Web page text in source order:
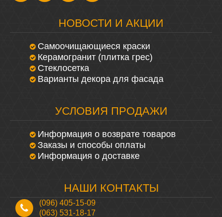
НОВОСТИ И АКЦИИ
Самоочищающиеся краски
Керамогранит (плитка грес)
Стеклосетка
Варианты декора для фасада
УСЛОВИЯ ПРОДАЖИ
Информация о возврате товаров
Заказы и способы оплаты
Информация о доставке
НАШИ КОНТАКТЫ
(096) 405-15-09
(063) 531-18-17